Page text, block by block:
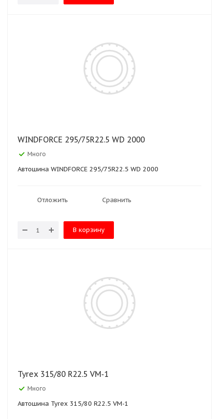
WINDFORCE 295/75R22.5 WD 2000
Много
Автошина WINDFORCE 295/75R22.5 WD 2000
Отложить Сравнить
В корзину
Tyrex 315/80 R22.5 VM-1
Много
Автошина Tyrex 315/80 R22.5 VM-1